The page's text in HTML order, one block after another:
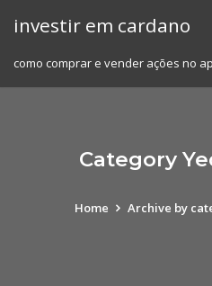
investir em cardano
como comprar e vender ações no
Category
Home Archive by